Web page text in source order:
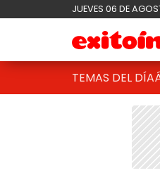
JUEVES 06 DE
TEMAS DEL DÍA